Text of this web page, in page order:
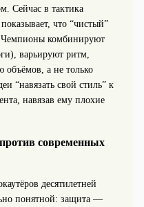
Сейчас в тактика
что “чистый”
Чемпионы комбинируют
варьируют ритм,
объёмов, а не только
“навязать свой стиль” к
навязав ему плохие
современных
десятилетней
понятной: защита —